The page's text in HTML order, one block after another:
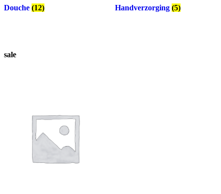
Douche (12) Handverzorging (5)
sale